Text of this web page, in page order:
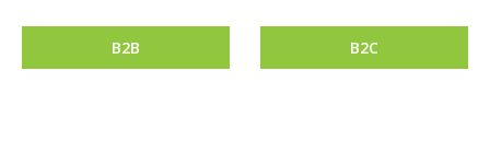
B2B B2C